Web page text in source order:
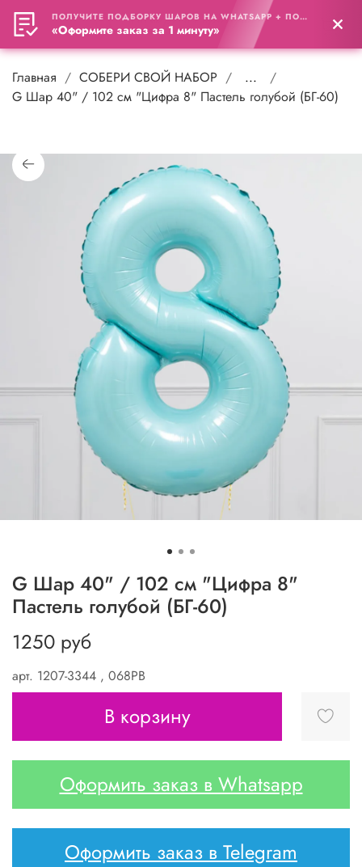
0
Главная СОБЕРИ СВОЙ НАБОР
...
G Шар 40" / 102 см "Цифра 8" Пастель голубой (БГ-60)
арт. 1207-3344 , 068PB
G Шар 40" / 102 см "Цифра 8"
Пастель голубой (БГ-60)
1250 руб
В корзину
Оформить заказ в Whatsapp
Оформить заказ в Telegram
ПОЛУЧИТЕ ПОДБОРКУ ШАРОВ НА WHATSAPP + ПОДАРОК
«Оформите заказ за 1 минуту»